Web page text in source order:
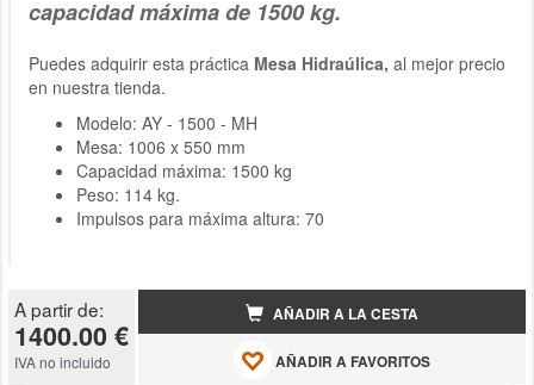
capacidad máxima de 1500 kg.
Puedes adquirir esta práctica Mesa Hidraúlica, al mejor precio
en nuestra tienda.
Modelo: AY - 1500 - MH
Mesa: 1006 x 550 mm
Capacidad máxima: 1500 kg
Peso: 114 kg.
Impulsos para máxima altura: 70
A partir de:
1400.00 €
IVA no incluido
AÑADIR A LA CESTA
AÑADIR A FAVORITOS